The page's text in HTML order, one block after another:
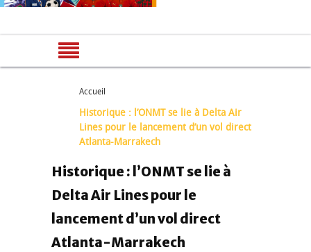
Accueil
Historique : l’ONMT se lie à Delta Air
Lines pour le lancement d’un vol direct
Atlanta-Marrakech
Historique : l’ONMT se lie à
Delta Air Lines pour le
lancement d’un vol direct
Atlanta-Marrakech